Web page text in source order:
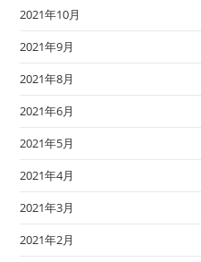
2021年10月
2021年9月
2021年8月
2021年6月
2021年5月
2021年4月
2021年3月
2021年2月